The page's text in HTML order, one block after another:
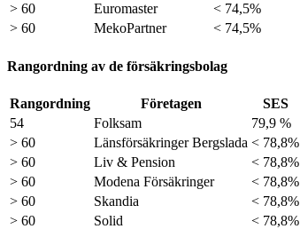
> 60
Euromaster
< 74,5%
> 60
MekoPartner < 74,5%
Rangordning av de försäkringsbolag
Rangordning Företagen
SES
54
Folksam
79,9 %
> 60
Länsförsäkringer Bergslada < 78,8%
> 60
Liv & Pension
< 78,8%
> 60
Modena Försäkringer
< 78,8%
> 60
Skandia
< 78,8%
> 60
Solid
< 78,8%